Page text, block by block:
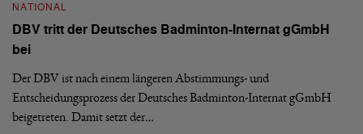
NATIONAL
DBV tritt der Deutsches Badminton-Internat gGmbH
bei
Der DBV ist nach einem längeren Abstimmungs- und
Entscheidungsprozess der Deutsches Badminton-Internat gGmbH
beigetreten. Damit setzt der…